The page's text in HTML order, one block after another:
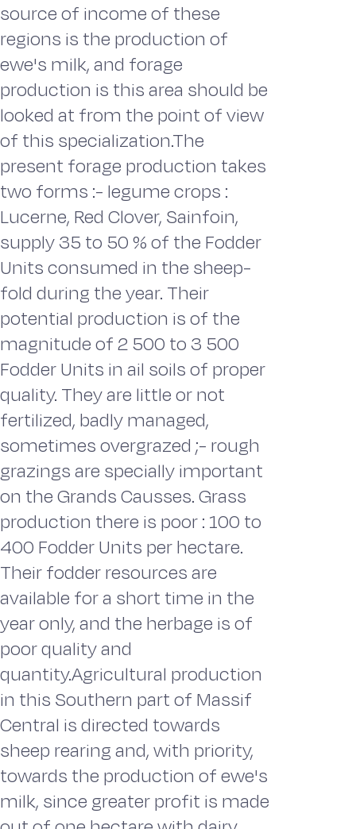
source of income of these
regions is the production of
ewe's milk, and forage
production is this area should be
looked at from the point of view
of this specialization.The
present forage production takes
two forms :- legume crops :
Lucerne, Red Clover, Sainfoin,
supply 35 to 50 % of the Fodder
Units consumed in the sheep-
fold during the year. Their
potential production is of the
magnitude of 2 500 to 3 500
Fodder Units in ail soils of proper
quality. They are little or not
fertilized, badly managed,
sometimes overgrazed ;- rough
grazings are specially important
on the Grands Causses. Grass
production there is poor : 100 to
400 Fodder Units per hectare.
Their fodder resources are
available for a short time in the
year only, and the herbage is of
poor quality and
quantity.Agricultural production
in this Southern part of Massif
Central is directed towards
sheep rearing and, with priority,
towards the production of ewe's
milk, since greater profit is made